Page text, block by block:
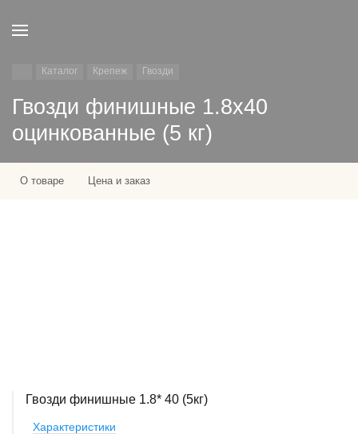
Каталог Крепеж Гвозди
Гвозди финишные 1.8х40
оцинкованные (5 кг)
О товаре Цена и заказ
Гвозди финишные 1.8* 40 (5кг)
Характеристики